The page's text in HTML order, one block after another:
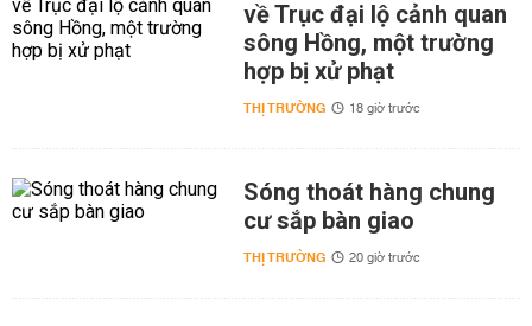
về Trục đại lộ cảnh quan
sông Hồng, một trường
hợp bị xử phạt
THỊ TRƯỜNG 18 giờ trước
Sóng thoát hàng chung
cư sắp bàn giao
THỊ TRƯỜNG 20 giờ trước